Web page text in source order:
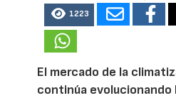
1223
El mercado de la
continúa evolucionando